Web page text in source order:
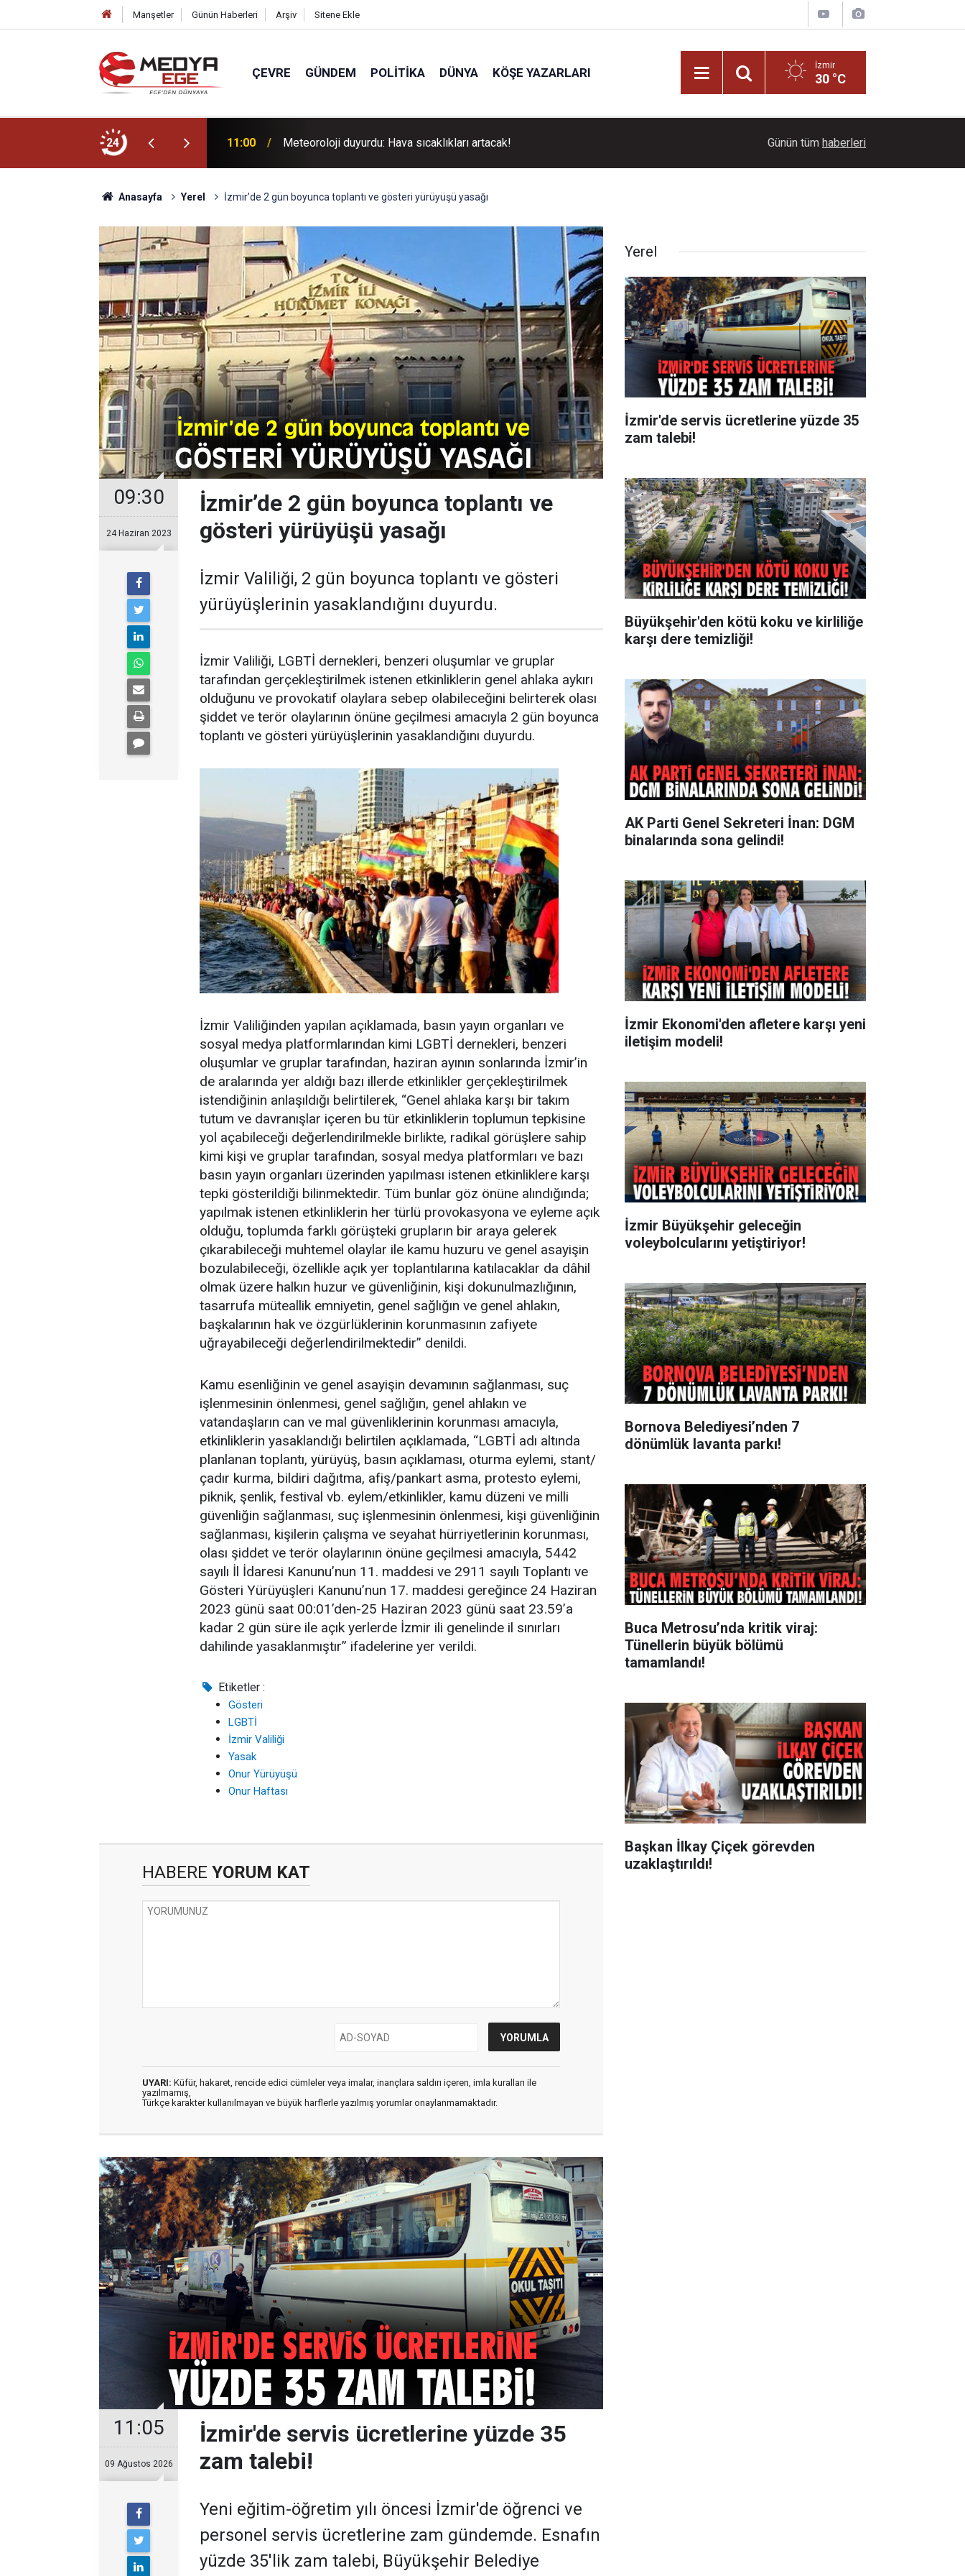
Manşetler Günün Haberleri Arşiv Sitene Ekle
ÇEVRE GÜNDEM POLITIKA DÜNYA KÖŞE YAZARLARI İzmir
30 °C
24 11:00 Meteoroloji duyurdu: Hava sıcaklıkları artacak! Büyükşehir'den kötü koku ve kirliliğe karşı
Günün tüm haberleri
Anasayfa Yerel İzmir’de 2 gün boyunca toplantı ve gösteri yürüyüşü yasağı
09:30
24 Haziran 2023
İzmir’de 2 gün boyunca toplantı ve
gösteri yürüyüşü yasağı
İzmir Valiliği, 2 gün boyunca toplantı ve gösteri
yürüyüşlerinin yasaklandığını duyurdu.
İzmir Valiliği, LGBTİ dernekleri, benzeri oluşumlar ve gruplar
tarafından gerçekleştirilmek istenen etkinliklerin genel ahlaka aykırı
olduğunu ve provokatif olaylara sebep olabileceğini belirterek olası
şiddet ve terör olaylarının önüne geçilmesi amacıyla 2 gün boyunca
toplantı ve gösteri yürüyüşlerinin yasaklandığını duyurdu.
İzmir Valiliğinden yapılan açıklamada, basın yayın organları ve
sosyal medya platformlarından kimi LGBTİ dernekleri, benzeri
oluşumlar ve gruplar tarafından, haziran ayının sonlarında İzmir’in
de aralarında yer aldığı bazı illerde etkinlikler gerçekleştirilmek
istendiğinin anlaşıldığı belirtilerek, “Genel ahlaka karşı bir takım
tutum ve davranışlar içeren bu tür etkinliklerin toplumun tepkisine
yol açabileceği değerlendirilmekle birlikte, radikal görüşlere sahip
kimi kişi ve gruplar tarafından, sosyal medya platformları ve bazı
basın yayın organları üzerinden yapılması istenen etkinliklere karşı
tepki gösterildiği bilinmektedir. Tüm bunlar göz önüne alındığında;
yapılmak istenen etkinliklerin her türlü provokasyona ve eyleme açık
olduğu, toplumda farklı görüşteki grupların bir araya gelerek
çıkarabileceği muhtemel olaylar ile kamu huzuru ve genel asayişin
bozulabileceği, özellikle açık yer toplantılarına katılacaklar da dâhil
olmak üzere halkın huzur ve güvenliğinin, kişi dokunulmazlığının,
tasarrufa müteallik emniyetin, genel sağlığın ve genel ahlakın,
başkalarının hak ve özgürlüklerinin korunmasının zafiyete
uğrayabileceği değerlendirilmektedir” denildi.
Kamu esenliğinin ve genel asayişin devamının sağlanması, suç
işlenmesinin önlenmesi, genel sağlığın, genel ahlakın ve
vatandaşların can ve mal güvenliklerinin korunması amacıyla,
etkinliklerin yasaklandığı belirtilen açıklamada, “LGBTİ adı altında
planlanan toplantı, yürüyüş, basın açıklaması, oturma eylemi, stant/
çadır kurma, bildiri dağıtma, afiş/pankart asma, protesto eylemi,
piknik, şenlik, festival vb. eylem/etkinlikler, kamu düzeni ve milli
güvenliğin sağlanması, suç işlenmesinin önlenmesi, kişi güvenliğinin
sağlanması, kişilerin çalışma ve seyahat hürriyetlerinin korunması,
olası şiddet ve terör olaylarının önüne geçilmesi amacıyla, 5442
sayılı İl İdaresi Kanunu’nun 11. maddesi ve 2911 sayılı Toplantı ve
Gösteri Yürüyüşleri Kanunu’nun 17. maddesi gereğince 24 Haziran
2023 günü saat 00:01’den-25 Haziran 2023 günü saat 23.59’a
kadar 2 gün süre ile açık yerlerde İzmir ili genelinde il sınırları
dahilinde yasaklanmıştır” ifadelerine yer verildi.
Etiketler :
Gösteri
LGBTİ
İzmir Valiliği
Yasak
Onur Yürüyüşü
Onur Haftası
HABERE YORUM KAT
UYARI: Küfür, hakaret, rencide edici cümleler veya imalar, inançlara saldırı içeren, imla kuralları ile
yazılmamış,
Türkçe karakter kullanılmayan ve büyük harflerle yazılmış yorumlar onaylanmamaktadır.
11:05
09 Ağustos 2026
İzmir'de servis ücretlerine yüzde 35
zam talebi!
Yeni eğitim-öğretim yılı öncesi İzmir'de öğrenci ve
personel servis ücretlerine zam gündemde. Esnafın
yüzde 35'lik zam talebi, Büyükşehir Belediye
Yerel
İzmir'de servis ücretlerine yüzde 35
zam talebi!
Büyükşehir'den kötü koku ve kirliliğe
karşı dere temizliği!
AK Parti Genel Sekreteri İnan: DGM
binalarında sona gelindi!
İzmir Ekonomi'den afletere karşı yeni
iletişim modeli!
İzmir Büyükşehir geleceğin
voleybolcularını yetiştiriyor!
Bornova Belediyesi’nden 7
dönümlük lavanta parkı!
Buca Metrosu’nda kritik viraj:
Tünellerin büyük bölümü
tamamlandı!
Başkan İlkay Çiçek görevden
uzaklaştırıldı!